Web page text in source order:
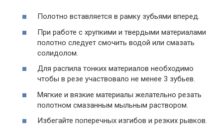
Полотно вставляется в рамку зубьями вперед.
При работе с хрупкими и твердыми материалами
полотно следует смочить водой или смазать
солидолом.
Для распила тонких материалов необходимо
чтобы в резе участвовало не менее 3 зубьев.
Мягкие и вязкие материалы желательно резать
полотном смазанным мыльным раствором.
Избегайте поперечных изгибов и резких рывков.